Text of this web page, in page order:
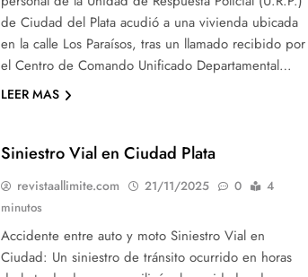
de Ciudad del Plata acudió a una vivienda ubicada
en la calle Los Paraísos, tras un llamado recibido por
el Centro de Comando Unificado Departamental…
LEER MAS
Siniestro Vial en Ciudad Plata
revistaallimite.com 21/11/2025 0
4
minutos
Accidente entre auto y moto Siniestro Vial en
Ciudad: Un siniestro de tránsito ocurrido en horas